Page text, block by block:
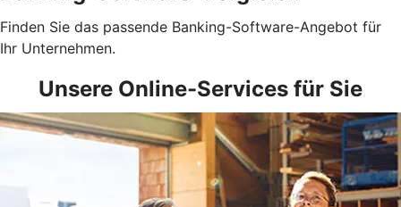
Finden Sie das passende Banking-Software-Angebot für
Ihr Unternehmen.
Unsere Online-Services für Sie